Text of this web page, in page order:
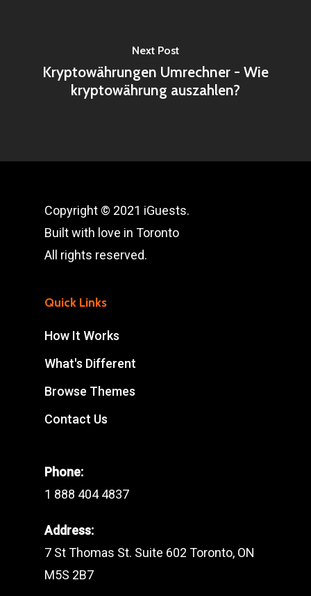
Next Post
Kryptowährungen Umrechner - Wie
kryptowährung auszahlen?
Copyright © 2021 iGuests.
Built with love in Toronto
All rights reserved.
Quick Links
How It Works
What's Different
Browse Themes
Contact Us
Phone:
1 888 404 4837
Address:
7 St Thomas St. Suite 602 Toronto, ON
M5S 2B7